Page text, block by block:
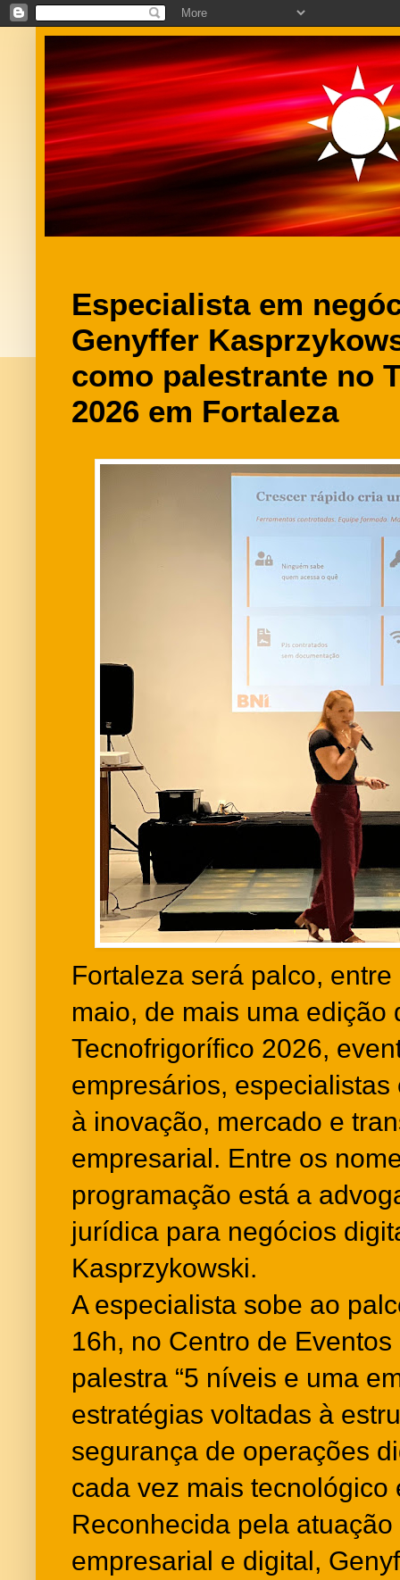
Especialista em
Genyffer
como palestrante no
2026 em Fortaleza
Fortaleza será palco,
maio, de mais uma edição
Tecnofrigorífico 2026,
empresários,
à inovação, mercado e
empresarial. Entre os
programação está a
jurídica para negócios
Kasprzykowski.
A especialista sobe ao
16h, no Centro de
palestra “5 níveis e uma
estratégias voltadas à
segurança de operações
cada vez mais tecnológico
Reconhecida pela
empresarial e digital,